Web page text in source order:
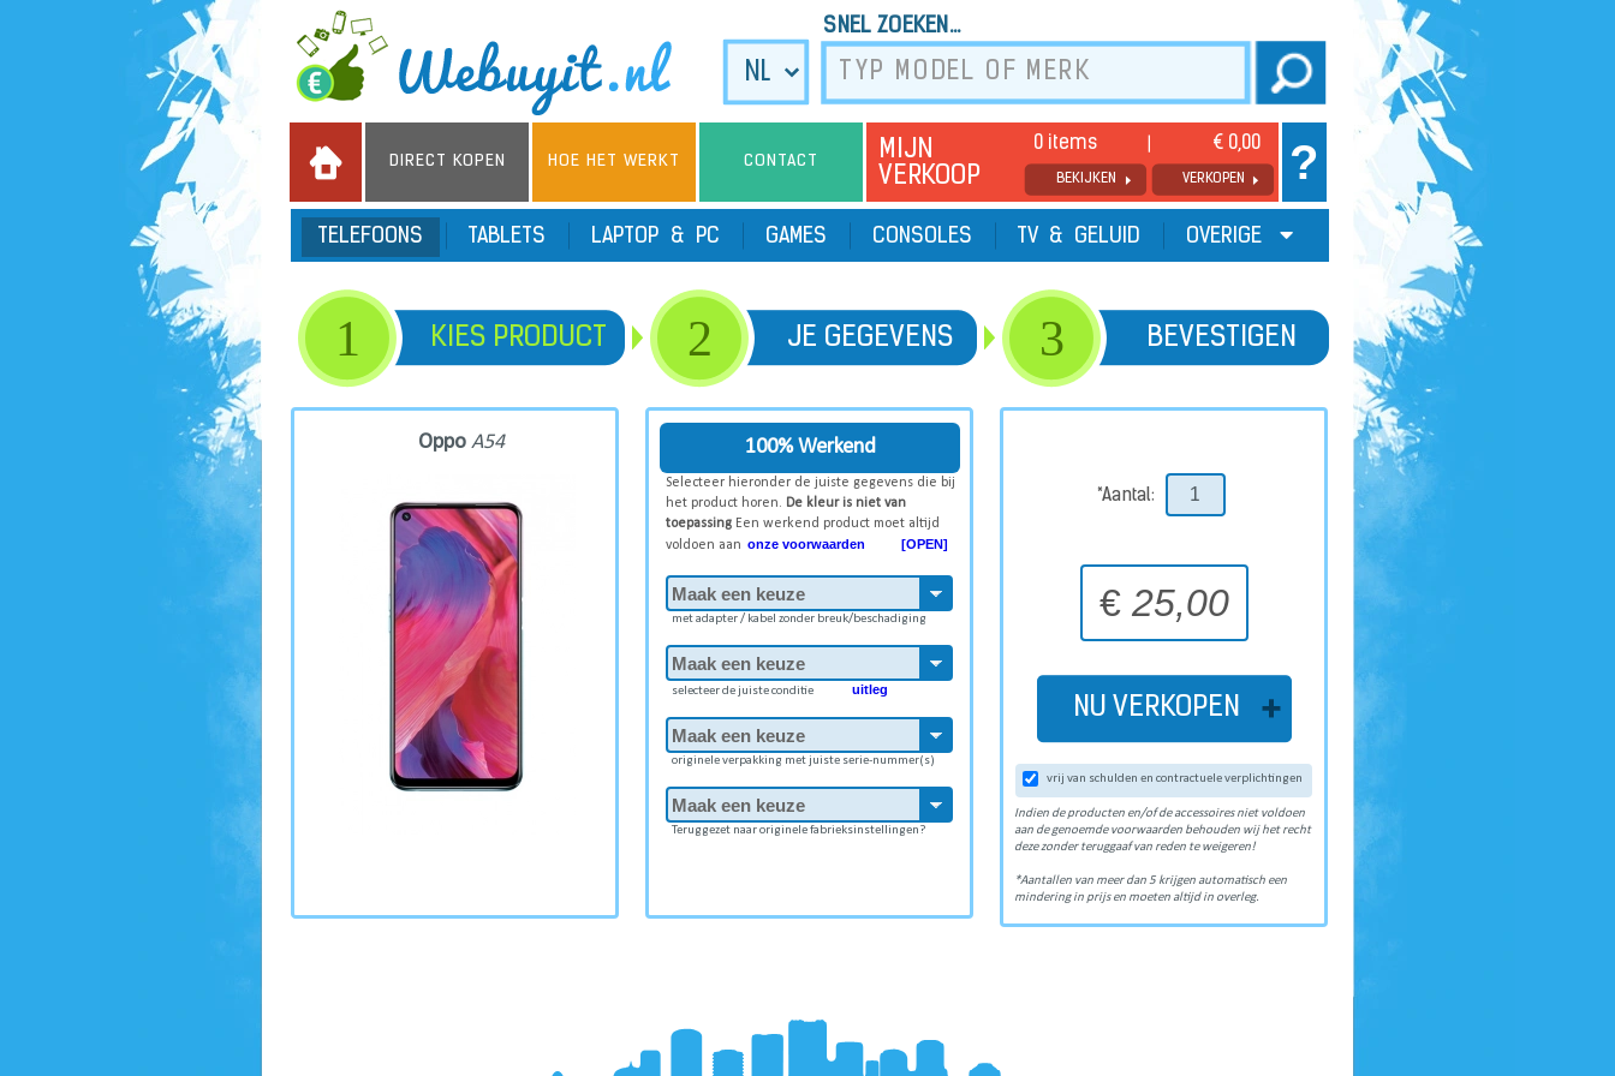
SNEL ZOEKEN...
DIRECT KOPEN HOE HET WERKT CONTACT
MIJN
VERKOOP
0 items € 0,00
BEKIJKEN VERKOPEN ?
TELEFOONS TABLETS LAPTOP & PC GAMES CONSOLES TV & GELUID OVERIGE
1 KIES PRODUCT 2 JE GEGEVENS 3 BEVESTIGEN
Oppo A54 100% Werkend
Selecteer hieronder de juiste gegevens die bij
het product horen. De kleur is niet van
toepassing Een werkend product moet altijd
voldoen aan onze voorwaarden [OPEN]
met adapter / kabel zonder breuk/beschadiging
selecteer de juiste conditie uitleg
originele verpakking met juiste serie-nummer(s)
Teruggezet naar originele fabrieksinstellingen?
*Aantal:
€ 25,00
NU VERKOPEN
vrij van schulden en contractuele verplichtingen
Indien de producten en/of de accessoires niet voldoen
aan de genoemde voorwaarden behouden wij het recht
deze zonder teruggaaf van reden te weigeren!
*Aantallen van meer dan 5 krijgen automatisch een
mindering in prijs en moeten altijd in overleg.